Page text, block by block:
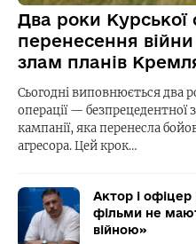
Два роки Курської
перенесення
злам планів
Сьогодні виповнюється два
операції —
кампанії, яка перенесла
агресора. Цей крок…
Актор і
фільми не
війною»